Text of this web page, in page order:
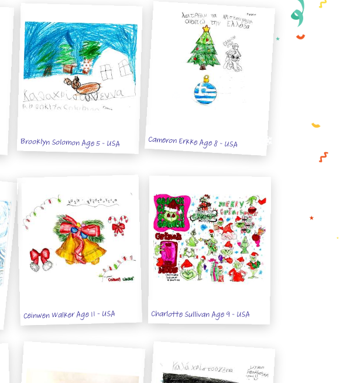
Brooklyn Solomon Age 5 - USA Cameron Erkke Age 8 - USA
Ceinwen Walker Age 11 - USA Charlotte Sullivan Age 9 - USA